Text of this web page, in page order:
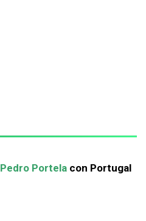
Pedro Portela con Portugal